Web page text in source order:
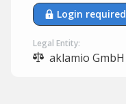
Login required
Legal Entity:
aklamio GmbH